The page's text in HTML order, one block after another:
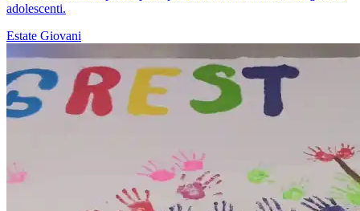
adolescenti.
Estate Giovani